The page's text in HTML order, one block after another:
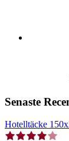
Senaste
Hotelltäcke